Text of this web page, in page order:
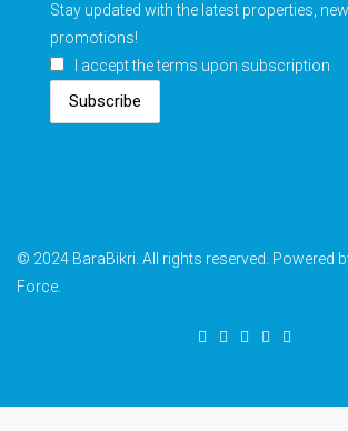
Stay updated with the latest properties,
promotions!
I accept the terms upon subscription
Subscribe
© 2024 BaraBikri. All rights reserved. Powered
Force.